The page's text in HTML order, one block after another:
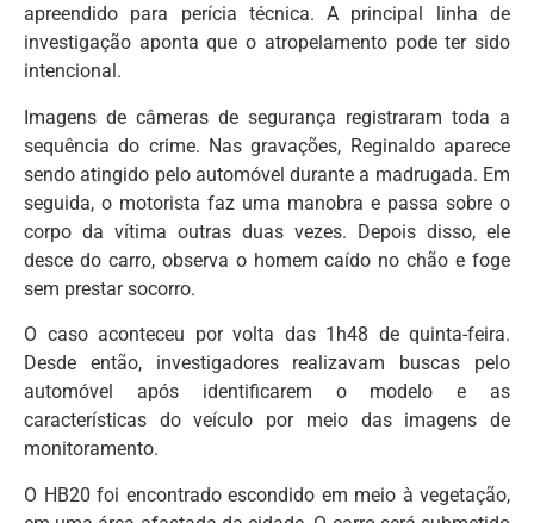
apreendido para perícia técnica. A principal linha de
investigação aponta que o atropelamento pode ter sido
intencional.
Imagens de câmeras de segurança registraram toda a
sequência do crime. Nas gravações, Reginaldo aparece
sendo atingido pelo automóvel durante a madrugada. Em
seguida, o motorista faz uma manobra e passa sobre o
corpo da vítima outras duas vezes. Depois disso, ele
desce do carro, observa o homem caído no chão e foge
sem prestar socorro.
O caso aconteceu por volta das 1h48 de quinta-feira.
Desde então, investigadores realizavam buscas pelo
automóvel após identificarem o modelo e as
características do veículo por meio das imagens de
monitoramento.
O HB20 foi encontrado escondido em meio à vegetação,